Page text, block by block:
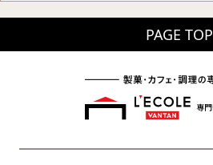
PAGE TOP